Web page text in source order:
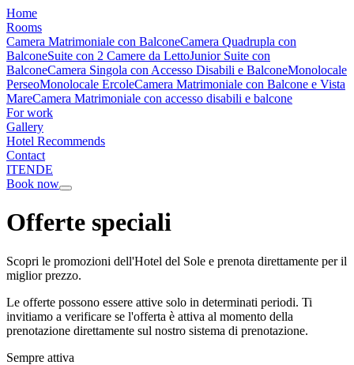
Home
Rooms
Camera Matrimoniale con BalconeCamera Quadrupla con
BalconeSuite con 2 Camere da LettoJunior Suite con
BalconeCamera Singola con Accesso Disabili e BalconeMonolocale
PerseoMonolocale ErcoleCamera Matrimoniale con Balcone e Vista
MareCamera Matrimoniale con accesso disabili e balcone
For work
Gallery
Hotel Recommends
Contact
ITENDE
Book now
Offerte speciali
Scopri le promozioni dell'Hotel del Sole e prenota direttamente per il
miglior prezzo.
Le offerte possono essere attive solo in determinati periodi. Ti
invitiamo a verificare se l'offerta è attiva al momento della
prenotazione direttamente sul nostro sistema di prenotazione.
Sempre attiva